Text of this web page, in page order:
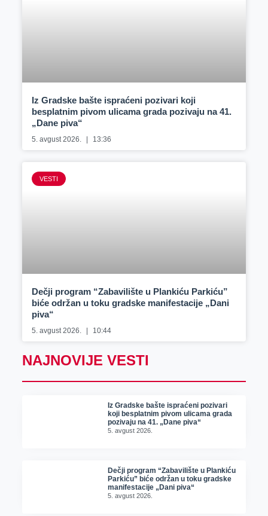
Iz Gradske bašte ispraćeni pozivari koji
besplatnim pivom ulicama grada pozivaju na 41.
„Dane piva“
5. avgust 2026. 13:36
VESTI
Dečji program “Zabavilište u Plankiću Parkiću”
biće održan u toku gradske manifestacije „Dani
piva“
5. avgust 2026. 10:44
NAJNOVIJE VESTI
Iz Gradske bašte ispraćeni pozivari
koji besplatnim pivom ulicama grada
pozivaju na 41. „Dane piva“
5. avgust 2026.
Dečji program “Zabavilište u Plankiću
Parkiću” biće održan u toku gradske
manifestacije „Dani piva“
5. avgust 2026.